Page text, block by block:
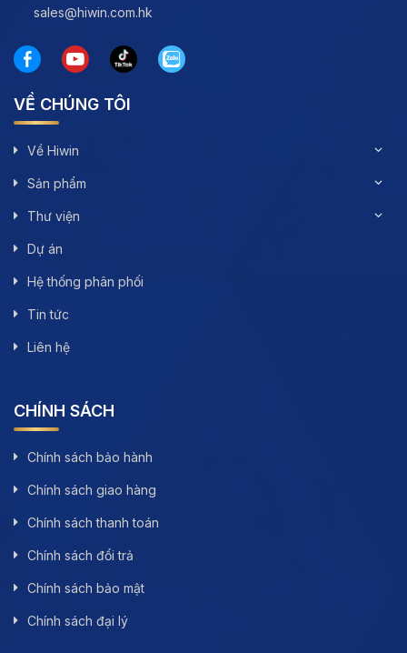
sales@hiwin.com.hk
VỀ CHÚNG TÔI
Về Hiwin
Sản phẩm
Thư viện
Dự án
Hệ thống phân phối
Tin tức
Liên hệ
CHÍNH SÁCH
Chính sách bảo hành
Chính sách giao hàng
Chính sách thanh toán
Chính sách đổi trả
Chính sách bảo mật
Chính sách đại lý